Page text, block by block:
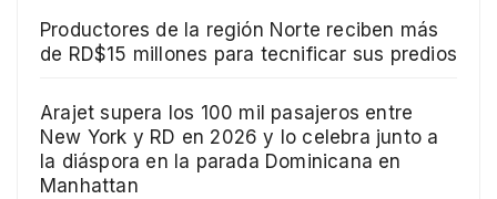
Productores de la región Norte reciben más
de RD$15 millones para tecnificar sus predios
Arajet supera los 100 mil pasajeros entre
New York y RD en 2026 y lo celebra junto a
la diáspora en la parada Dominicana en
Manhattan